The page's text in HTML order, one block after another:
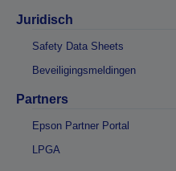
Juridisch
Safety Data Sheets
Beveiligingsmeldingen
Partners
Epson Partner Portal
LPGA